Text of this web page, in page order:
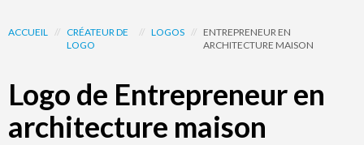
ACCUEIL // CRÉATEUR DE
LOGO
// LOGOS //
ENTREPRENEUR EN
ARCHITECTURE MAISON
Logo de Entrepreneur en
architecture maison